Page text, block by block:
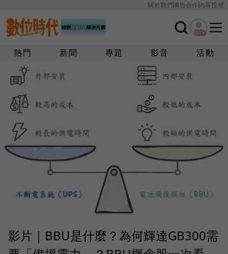
關於我們廣告合作內容授權
熱門 新聞 專題 影音 活動
影片｜BBU是什麼？為何輝達GB300需